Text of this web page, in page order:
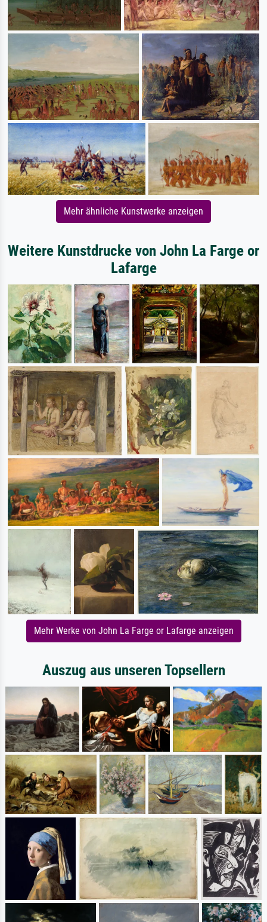
Mehr ähnliche Kunstwerke anzeigen
Weitere Kunstdrucke von John La Farge or
Lafarge
Mehr Werke von John La Farge or Lafarge anzeigen
Auszug aus unseren Topsellern